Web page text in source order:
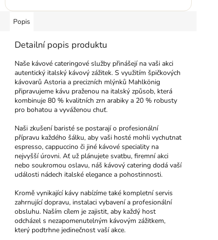
Popis
Detailní popis produktu
Naše kávové cateringové služby přinášejí na vaši akci
autentický italský kávový zážitek. S využitím špičkových
kávovarů Astoria a precizních mlýnků Mahlkönig
připravujeme kávu praženou na italský způsob, která
kombinuje 80 % kvalitních zrn arabiky a 20 % robusty
pro bohatou a vyváženou chuť.
Naši zkušení baristé se postarají o profesionální
přípravu každého šálku, aby vaši hosté mohli vychutnat
espresso, cappuccino či jiné kávové speciality na
nejvyšší úrovni. Ať už plánujete svatbu, firemní akci
nebo soukromou oslavu, náš kávový catering dodá vaší
události nádech italské elegance a pohostinnosti.
Kromě vynikající kávy nabízíme také kompletní servis
zahrnující dopravu, instalaci vybavení a profesionální
obsluhu. Naším cílem je zajistit, aby každý host
odcházel s nezapomenutelným kávovým zážitkem,
který podtrhne jedinečnost vaší akce.